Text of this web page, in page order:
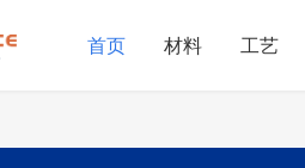
首页 材料 工艺